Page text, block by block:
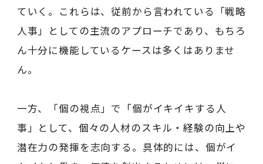
ていく。これらは、従前から言われている「戦略
人事」としての主流のアプローチであり、もちろ
ん十分に機能しているケースは多くはありませ
ん。
一方、「個の視点」で「個がイキイキする人
事」として、個々の人材のスキル・経験の向上や
潜在力の発揮を志向する。具体的には、個がイ